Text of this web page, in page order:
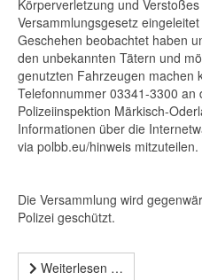
Körperverletzung und
Versammlungsgesetz
Geschehen beobachtet haben
den unbekannten Tätern und
genutzten Fahrzeugen machen
Telefonnummer 03341-3300 an
Polizeiinspektion Märkisch-
Informationen über die
via polbb.eu/hinweis mitzuteilen.
Die Versammlung wird
Polizei geschützt.
Weiterlesen …